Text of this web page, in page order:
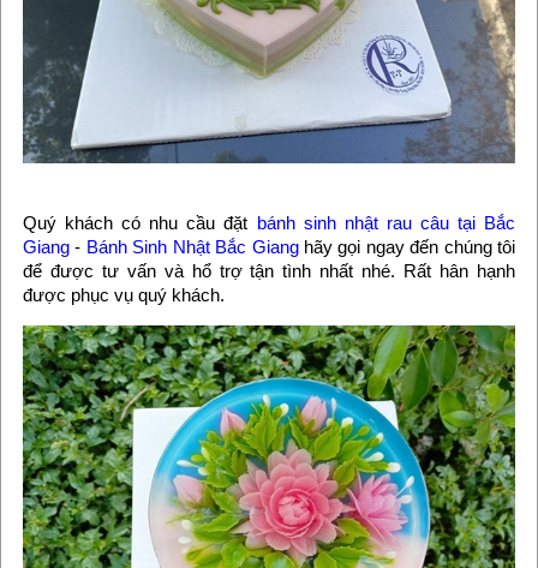
Quý khách có nhu cầu đặt bánh sinh nhật rau câu tại Bắc
Giang- Bánh Sinh Nhật Bắc Gianghãy gọi ngay đến chúng tôi
để được tư vấn và hổ trợ tận tình nhất nhé. Rất hân hạnh
được phục vụ quý khách.